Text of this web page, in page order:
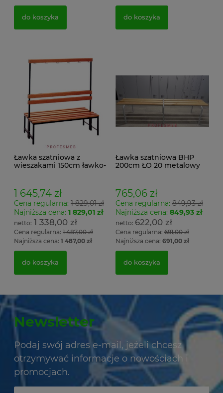
do koszyka do koszyka
Ławka szatniowa z
wieszakami 150cm ławko-
1 645,74 zł
Cena regularna: 1 829,01 zł
Najniższa cena: 1 829,01 zł
1 338,00 zł
Cena regularna: 1 487,00 zł
Najniższa cena: 1 487,00 zł
do koszyka
Ławka szatniowa BHP
200cm ŁO 20 metalowy
765,06 zł
Cena regularna:849,93 zł
Najniższa cena: 849,93 zł
622,00 zł
Cena regularna:691,00 zł
Najniższa cena: 691,00 zł
do koszyka
Newsletter
Podaj swój adres e-mail, jeżeli chcesz
otrzymywać informacje o nowościach i
promocjach.